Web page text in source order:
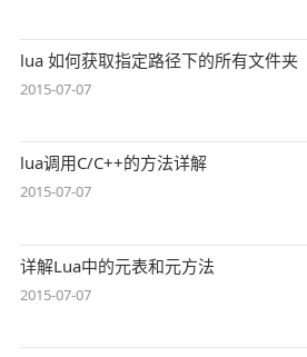
lua 如何获取指定路径下的所有文件夹
2015-07-07
lua调用C/C++的方法详解
2015-07-07
详解Lua中的元表和元方法
2015-07-07